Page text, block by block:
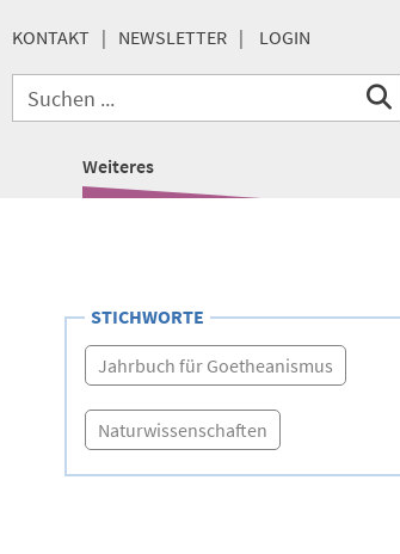
KONTAKT NEWSLETTER LOGIN
Weiteres
STICHWORTE
Jahrbuch für Goetheanismus
Naturwissenschaften